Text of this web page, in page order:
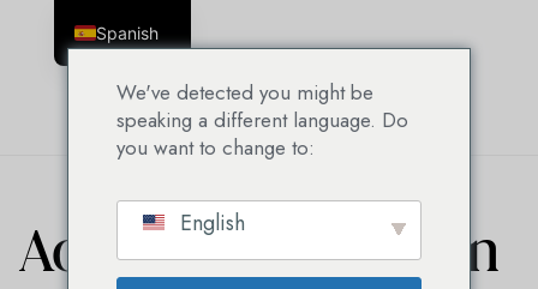
Admin confirmation
We've detected you might be
speaking a different language. Do
you want to change to:
English
Spanish